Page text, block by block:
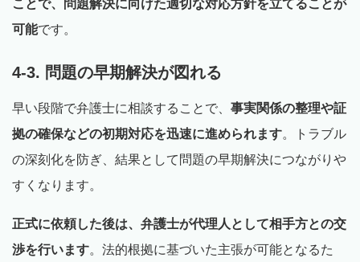
ことで、問題解決に向けた適切な対応方針を立てることが
可能です。
4-3. 問題の早期解決が図れる
早い段階で弁護士に相談することで、 事実関係の整理や証
拠の確保などの初期対応を迅速に進められます。トラブル
の深刻化を防ぎ、結果として問題の早期解決につながりや
すくなります。
正式に依頼した後は、弁護士が代理人として相手方との交
渉を行います。法的根拠に基づいた主張が可能となるた